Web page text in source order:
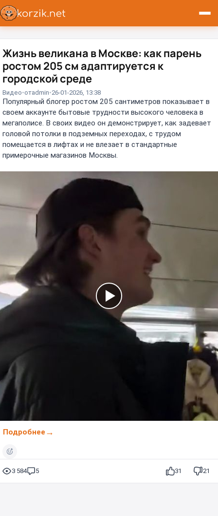
Жизнь великана в Москве: как парень
ростом 205 см адаптируется к
городской среде
Видео отadmin 26-01-2026, 13:38
Популярный блогер ростом 205 сантиметров показывает в
своем аккаунте бытовые трудности высокого человека в
мегаполисе. В своих видео он демонстрирует, как задевает
головой потолки в подземных переходах, с трудом
помещается в лифтах и не влезает в стандартные
примерочные магазинов Москвы.
Подробнее
3 584 5 31 21